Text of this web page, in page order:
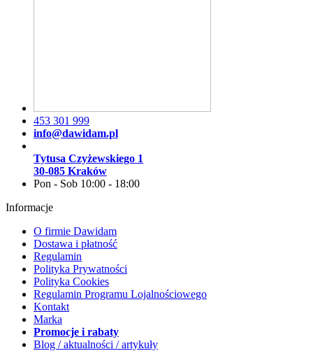
453 301 999
info@dawidam.pl
Tytusa Czyżewskiego 1
30-085 Kraków
Pon - Sob 10:00 - 18:00
Informacje
O firmie Dawidam
Dostawa i płatność
Regulamin
Polityka Prywatności
Polityka Cookies
Regulamin Programu Lojalnościowego
Kontakt
Marka
Promocje i rabaty
Blog / aktualności / artykuły